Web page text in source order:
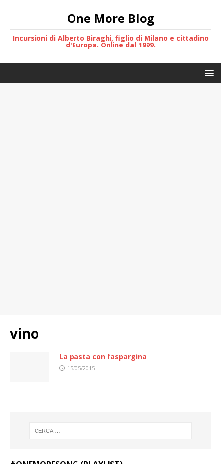
One More Blog
Incursioni di Alberto Biraghi, figlio di Milano e cittadino
d'Europa. Online dal 1999.
vino
La pasta con l’aspargina
15/05/2015